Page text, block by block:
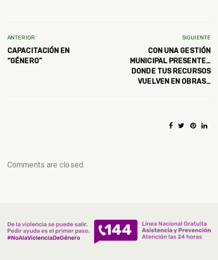
ANTERIOR
CAPACITACIÓN EN
“GÉNERO”
SIGUIENTE
CON UNA GESTIÓN
MUNICIPAL PRESENTE…
DONDE TUS RECURSOS
VUELVEN EN OBRAS…
Comments are closed.